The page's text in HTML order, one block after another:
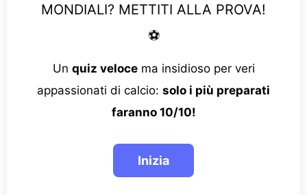
MONDIALI? METTITI ALLA PROVA!
⚽
Un quiz velocema insidioso per veri
appassionati di calcio: solo i più preparati
faranno 10/10!